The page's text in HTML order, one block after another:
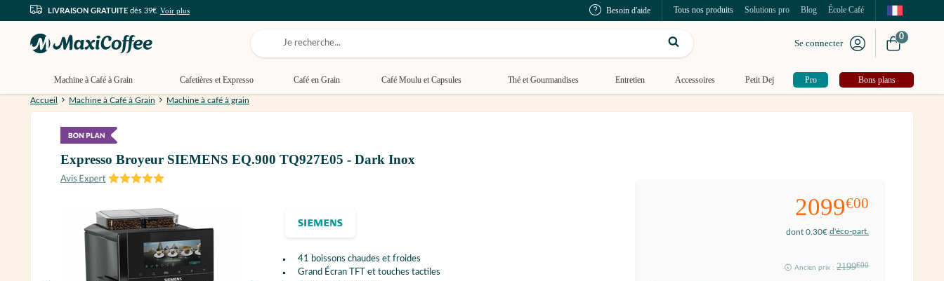
LIVRAISON GRATUITE dès 39€ Voir plus Besoin d'aide Tous nos produits Solutions pro Blog École Café
Se connecter
0
Machine à Café à Grain Cafetières et Expresso Café en Grain Café Moulu et Capsules Thé et Gourmandises Entretien Accessoires Petit Dej Pro Bons plans
Accueil Machine à Café à Grain Machine à café à grain
Expresso Broyeur SIEMENS EQ.900 TQ927E05 - Dark Inox
41 boissons chaudes et froides
Grand Écran TFT et touches tactiles
2099€00
dont 0.30€ d'éco-part.
Ancien prix : 2199€00